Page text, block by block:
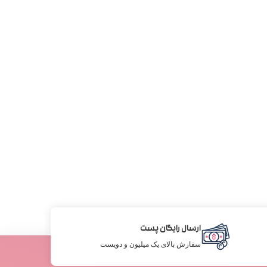
ارسال رایگان پست
سفارش بالای یک میلیون و دویست